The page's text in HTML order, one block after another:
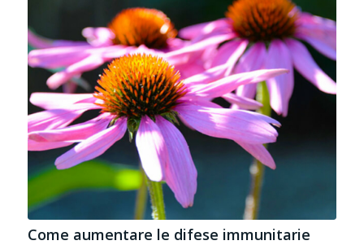
Come aumentare le difese immunitarie